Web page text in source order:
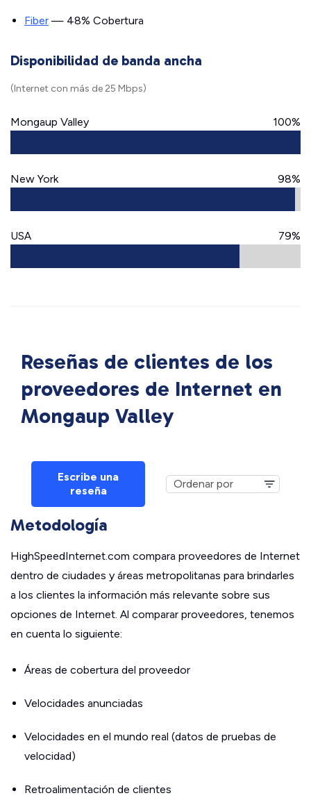
Fiber — 48% Cobertura
Disponibilidad de banda ancha
(Internet con más de 25 Mbps)
Mongaup Valley 100%
New York 98%
USA 79%
Reseñas de clientes de los
proveedores de Internet en
Mongaup Valley
Escribe una
reseña
Metodología
HighSpeedInternet.com compara proveedores de Internet
dentro de ciudades y áreas metropolitanas para brindarles
a los clientes la información más relevante sobre sus
opciones de Internet. Al comparar proveedores, tenemos
en cuenta lo siguiente:
Áreas de cobertura del proveedor
Velocidades anunciadas
Velocidades en el mundo real (datos de pruebas de
velocidad)
Retroalimentación de clientes